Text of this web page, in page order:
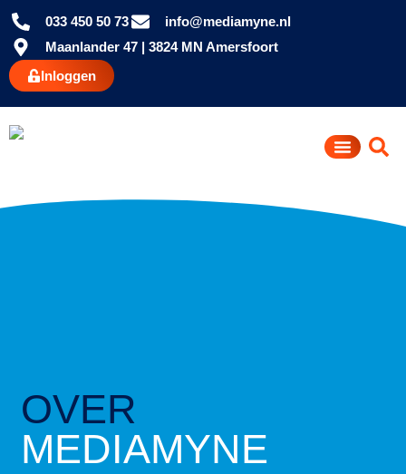
033 450 50 73
info@mediamyne.nl
Maanlander 47 | 3824 MN Amersfoort
Inloggen
OVER
MEDIAMYNE